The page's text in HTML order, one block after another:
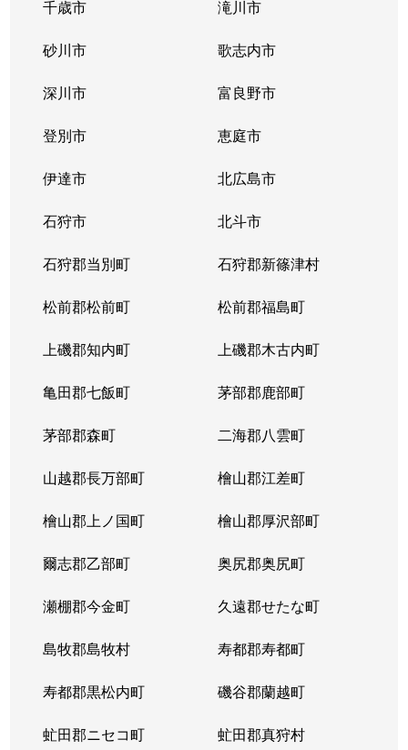
千歳市 滝川市
砂川市 歌志内市
深川市 富良野市
登別市 恵庭市
伊達市 北広島市
石狩市 北斗市
石狩郡当別町 石狩郡新篠津村
松前郡松前町 松前郡福島町
上磯郡知内町 上磯郡木古内町
亀田郡七飯町 茅部郡鹿部町
茅部郡森町 二海郡八雲町
山越郡長万部町 檜山郡江差町
檜山郡上ノ国町 檜山郡厚沢部町
爾志郡乙部町 奥尻郡奥尻町
瀬棚郡今金町 久遠郡せたな町
島牧郡島牧村 寿都郡寿都町
寿都郡黒松内町 磯谷郡蘭越町
虻田郡ニセコ町 虻田郡真狩村